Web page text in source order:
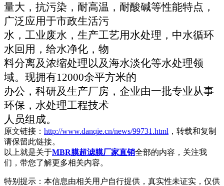
量大，抗污染，耐高温，耐酸碱等性能特点，
广泛应用于市政生活污
水，工业废水，生产工艺用水处理，中水循环
水回用，给水净化，物
料分离及浓缩处理以及海水淡化等水处理领
域。现拥有12000余平方米的
办公， 科研及生产厂房，企业由一批专业从事
环保，水处理工程技术
人员组成。
原文链接： http://www.danqie.cn/news/99731.html ，转载和复制
请保留此链接。
以上就是关于MBR膜超滤膜厂家直销全部的内容，关注我
们，带您了解更多相关内容。
特别提示：本信息由相关用户自行提供，真实性未证实，仅供